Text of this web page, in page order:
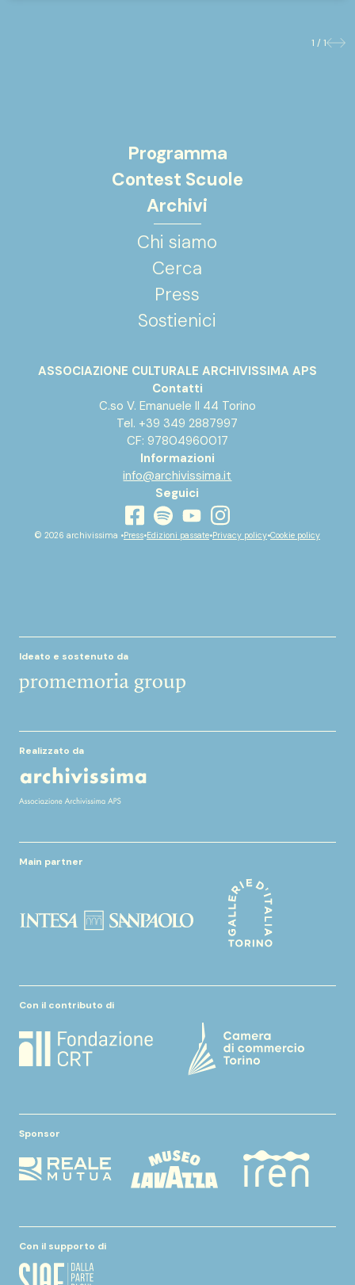
1 / 1
Programma
Contest Scuole
Archivi
Chi siamo
Cerca
Press
Sostienici
ASSOCIAZIONE CULTURALE ARCHIVISSIMA APS
Contatti
C.so V. Emanuele II 44 Torino
Tel. +39 349 2887997
CF: 97804960017
Informazioni
info@archivissima.it
Seguici
facebook
spotifyyoutubeinstagram
© 2026 archivissima •Press•Edizioni passate•Privacy policy•Cookie policy
Ideato e sostenuto da
Realizzato da
Main partner
Con il contributo di
Sponsor
Con il supporto di